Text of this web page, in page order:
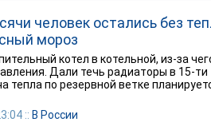
человек остались без
мороз
котел в котельной, из-за
Дали течь радиаторы в 15-ти
тепла по резервной ветке
:: В России